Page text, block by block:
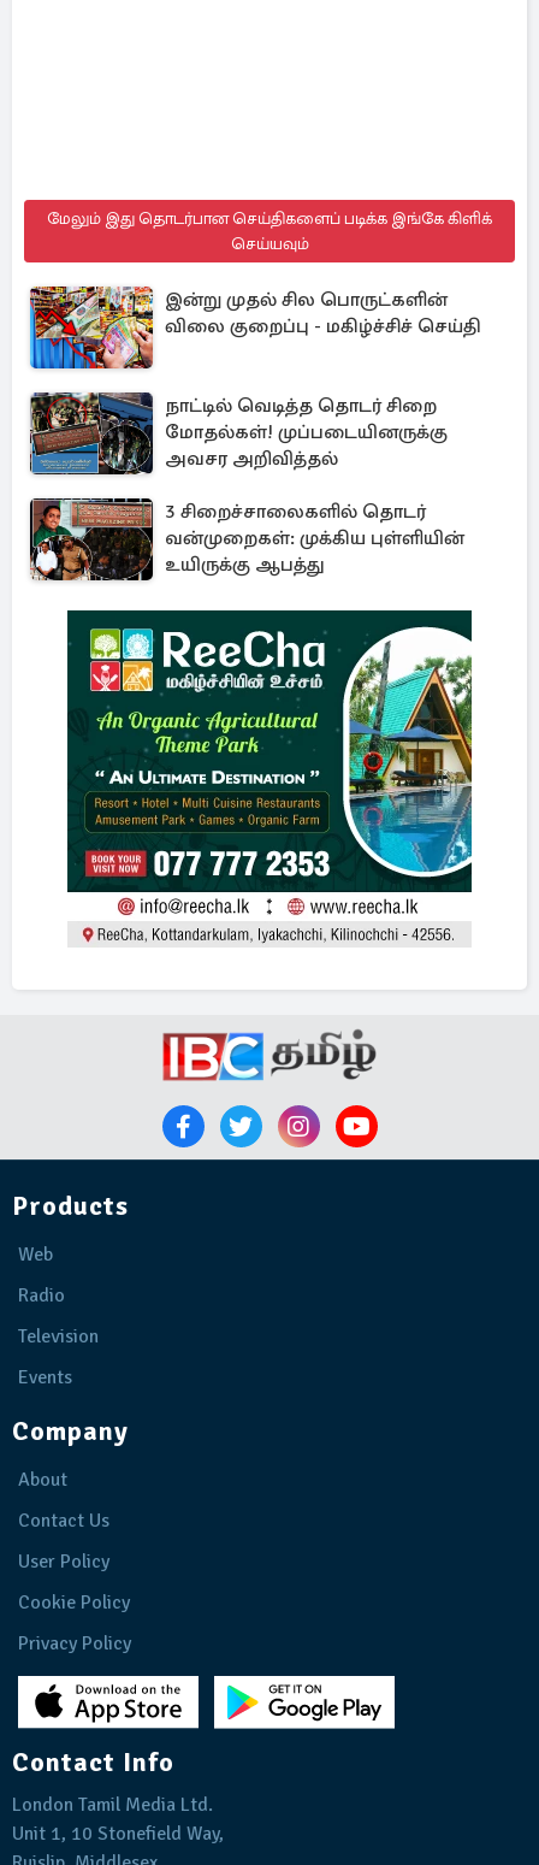
மேலும் இது தொடர்பான செய்திகளைப் படிக்க இங்கே கிளிக்
செய்யவும்
இன்று முதல் சில பொருட்களின்
விலை குறைப்பு - மகிழ்ச்சிச் செய்தி
நாட்டில் வெடித்த தொடர் சிறை
மோதல்கள்! முப்படையினருக்கு
அவசர அறிவித்தல்
3 சிறைச்சாலைகளில் தொடர்
வன்முறைகள்: முக்கிய புள்ளியின்
உயிருக்கு ஆபத்து
Products
Web
Radio
Television
Events
Company
About
Contact Us
User Policy
Cookie Policy
Privacy Policy
Contact Info
London Tamil Media Ltd.
Unit 1, 10 Stonefield Way,